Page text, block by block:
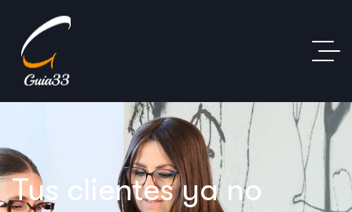
Tus clientes ya no